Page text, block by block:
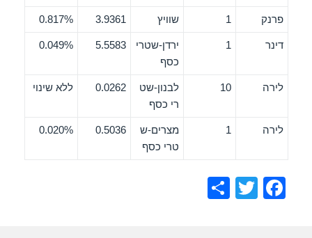
פרנק 1 שוויץ 3.9361
0.817%
דינר 1
ירדן-שטרי
כסף
5.5583
0.049%
לירה 10
לבנון-שט
רי כסף
0.0262 ללא שינוי
לירה 1
מצרים-ש
טרי כסף
0.5036
0.020%
F
T